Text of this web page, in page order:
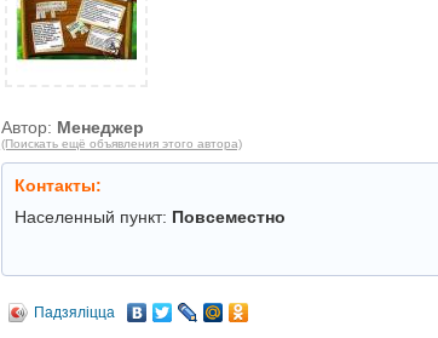
Автор: Менеджер
(Поискать ещё объявления этого автора)
Контакты:
Населенный пункт: Повсеместно
Падзяліцца